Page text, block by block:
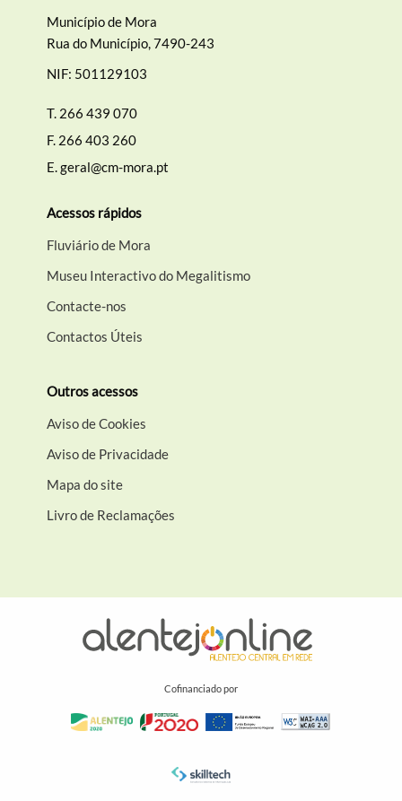
Município de Mora
Rua do Município, 7490-243
NIF: 501129103
T. 266 439 070
F. 266 403 260
E.geral@cm-mora.pt
Acessos rápidos
Fluviário de Mora
Museu Interactivo do Megalitismo
Contacte-nos
Contactos Úteis
Outros acessos
Aviso de Cookies
Aviso de Privacidade
Mapa do site
Livro de Reclamações
Cofinanciado por